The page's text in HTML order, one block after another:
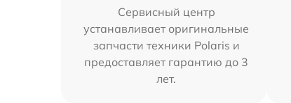
Сервисный центр
устанавливает оригинальные
запчасти техники Polaris и
предоставляет гарантию до 3
лет.